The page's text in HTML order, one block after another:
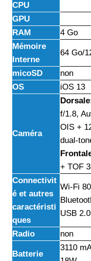
CPU
GPU
RAM
4 Go
Mémoire
Interne
64 Go/
micoSD
non
OS
iOS 13
Caméra
f/1.8,
OIS +
dual-
+ TOF
Connectivit
é et autres
caractéristi
ques
Wi-Fi
USB
Radio non
Batterie
3110